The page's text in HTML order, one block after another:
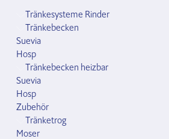
Tränkesysteme Rinder
Tränkebecken
Suevia
Hosp
Tränkebecken heizbar
Suevia
Hosp
Zubehör
Tränketrog
Moser
Weideband für Grossvieh - braun